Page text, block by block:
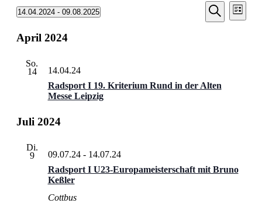
Veranstaltungen
Suche
Suche
Liste
14.04.2024 - 09.08.2025
wählen.
April 2024
So.
14
Radsport I 19. Kriterium Rund in der Alten
Messe Leipzig
14.04.24
Juli 2024
Di.
9
Radsport I U23-Europameisterschaft mit Bruno
Keßler
09.07.24- 14.07.24
Cottbus